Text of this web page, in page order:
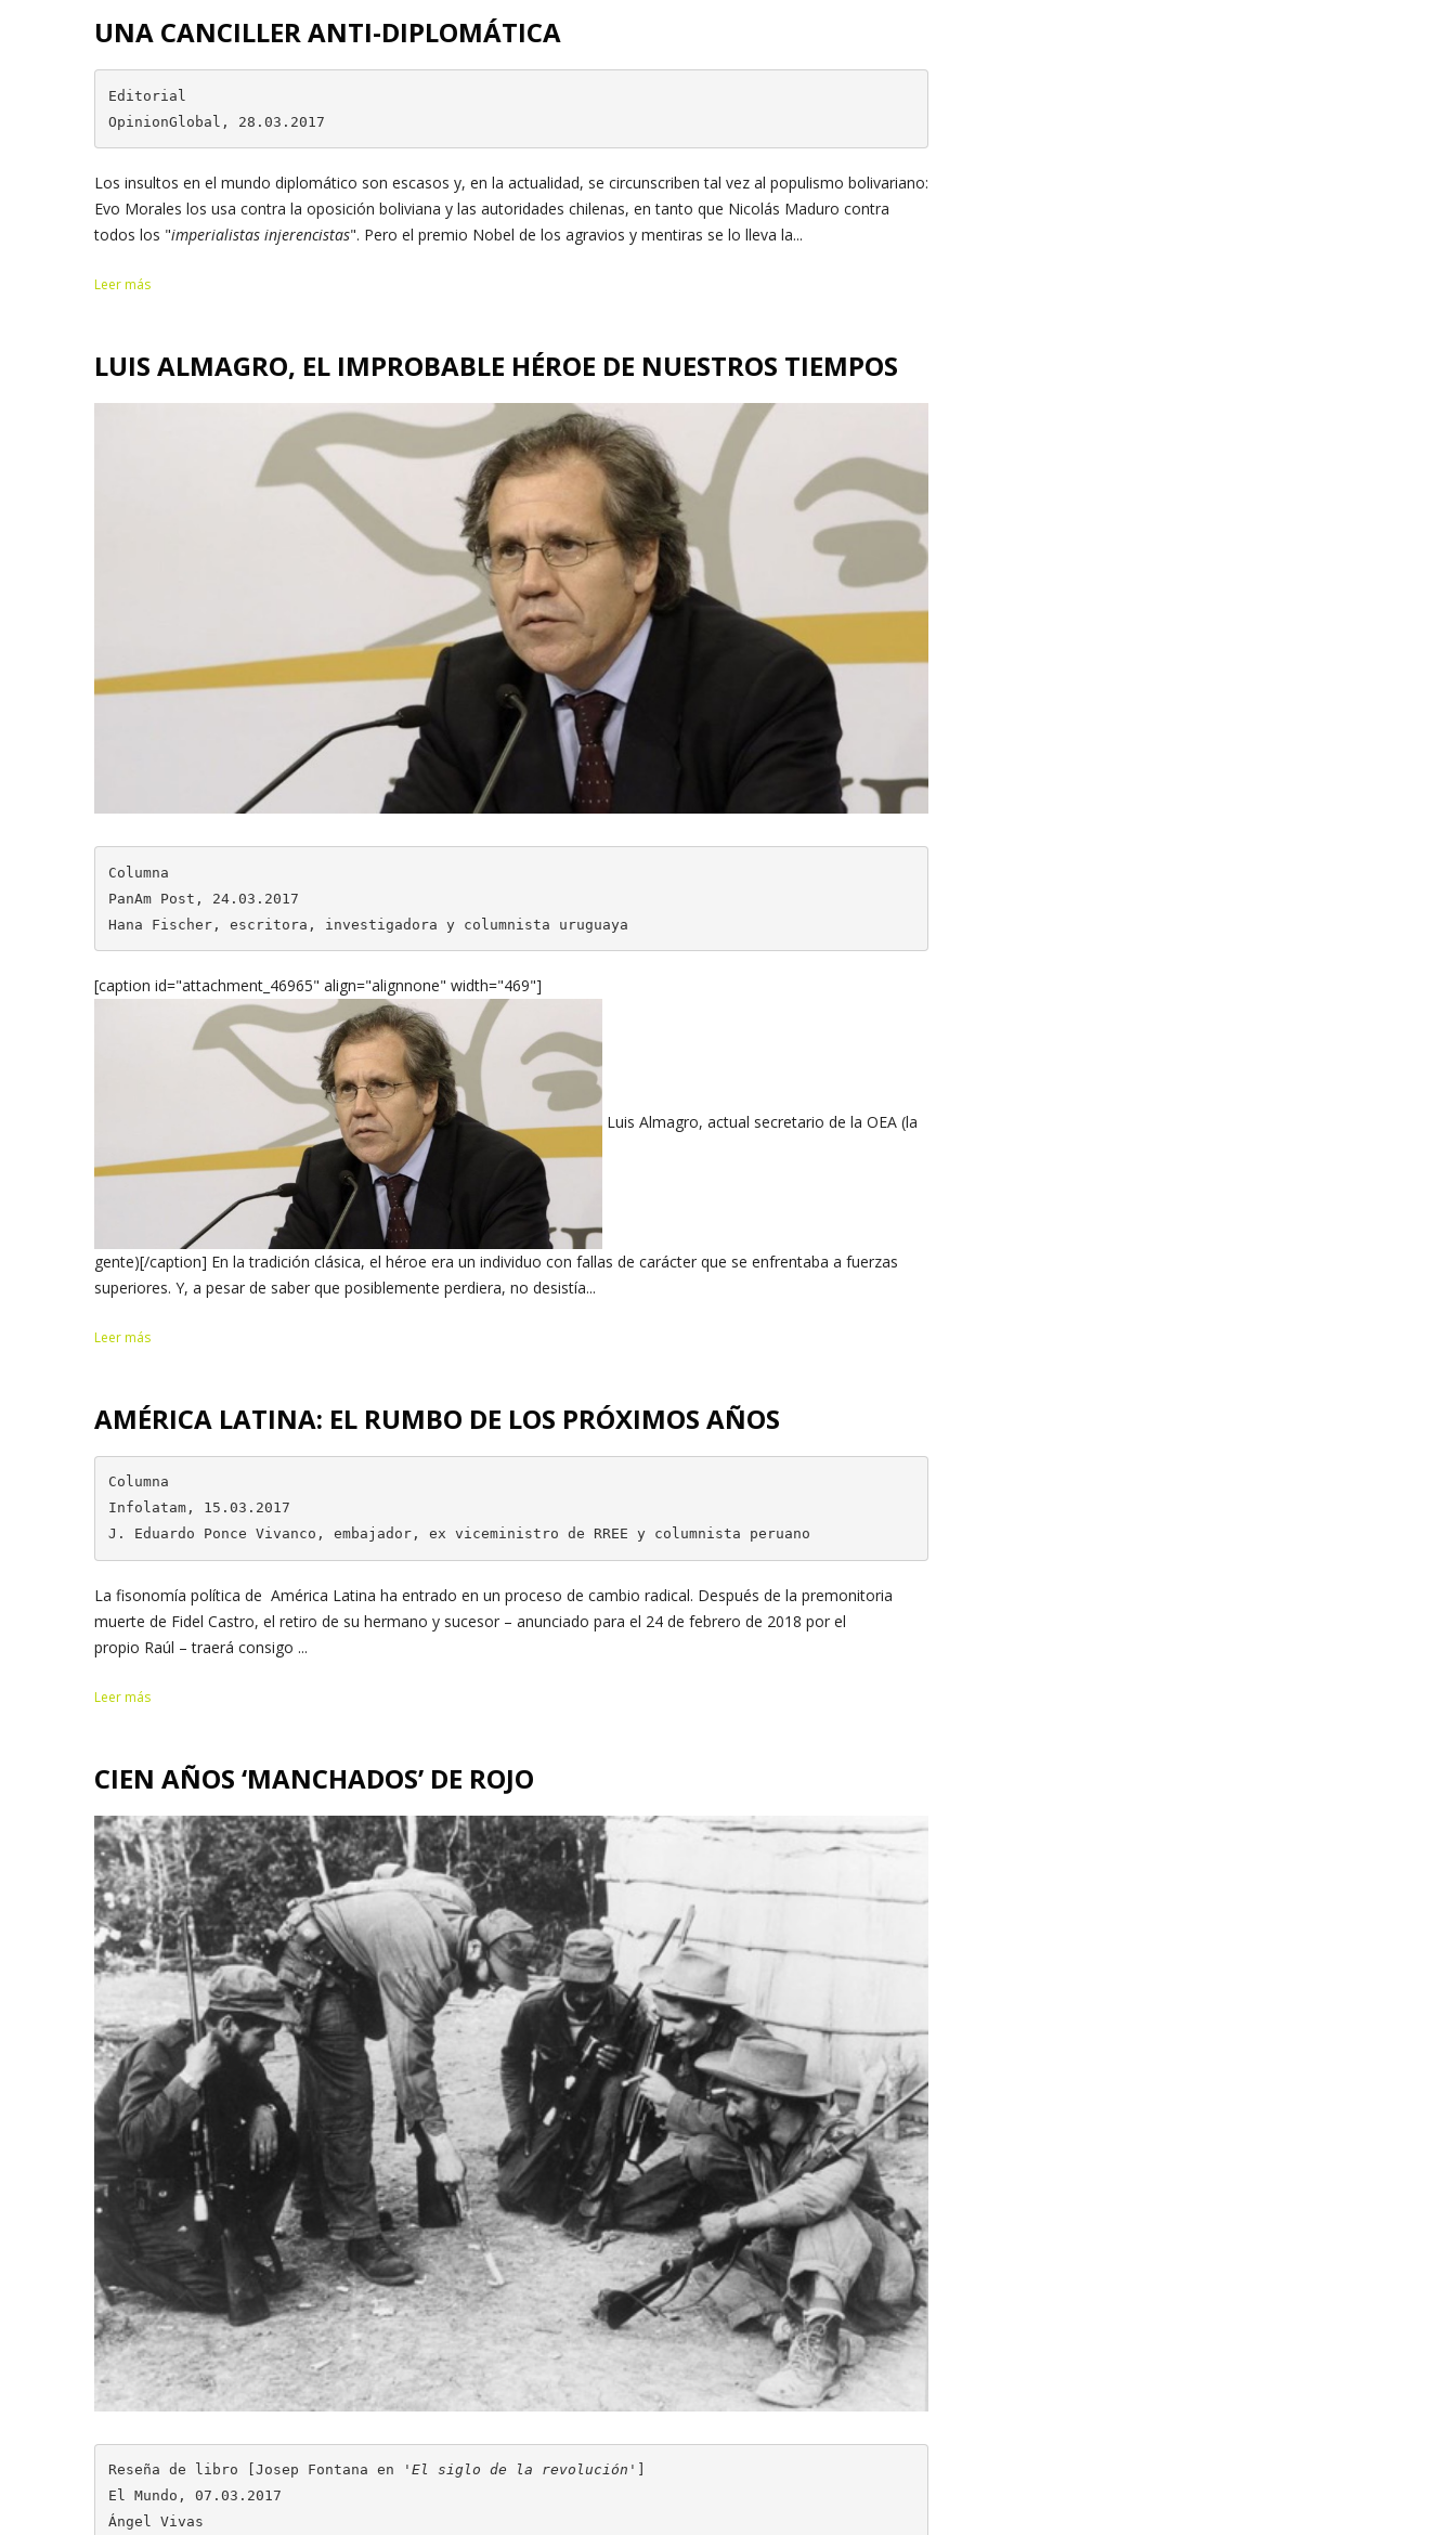
UNA CANCILLER ANTI-DIPLOMÁTICA
Editorial
OpinionGlobal, 28.03.2017
Los insultos en el mundo diplomático son escasos y, en la actualidad, se circunscriben tal vez al populismo bolivariano:
Evo Morales los usa contra la oposición boliviana y las autoridades chilenas, en tanto que Nicolás Maduro contra
todos los "imperialistas injerencistas". Pero el premio Nobel de los agravios y mentiras se lo lleva la...
Leer más
LUIS ALMAGRO, EL IMPROBABLE HÉROE DE NUESTROS TIEMPOS
Columna
PanAm Post, 24.03.2017
Hana Fischer, escritora, investigadora y columnista uruguaya
[caption id="attachment_46965" align="alignnone" width="469"]
Luis Almagro, actual secretario de la OEA (la
gente)[/caption] En la tradición clásica, el héroe era un individuo con fallas de carácter que se enfrentaba a fuerzas
superiores. Y, a pesar de saber que posiblemente perdiera, no desistía...
Leer más
AMÉRICA LATINA: EL RUMBO DE LOS PRÓXIMOS AÑOS
Columna
Infolatam, 15.03.2017
J. Eduardo Ponce Vivanco, embajador, ex viceministro de RREE y columnista peruano
La fisonomía política de América Latina ha entrado en un proceso de cambio radical. Después de la premonitoria
muerte de Fidel Castro, el retiro de su hermano y sucesor – anunciado para el 24 de febrero de 2018 por el
propio Raúl – traerá consigo ...
Leer más
CIEN AÑOS ‘MANCHADOS’ DE ROJO
Reseña de libro [Josep Fontana en 'El siglo de la revolución'
El Mundo, 07.03.2017
Ángel Vivas